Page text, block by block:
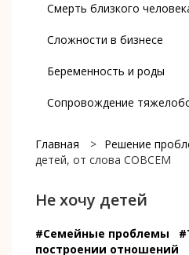
Смерть близкого
Сложности в бизнесе
Беременность и роды
Сопровождение
Главная > Решение
детей, от слова СОВСЕМ
Не хочу детей
#Семейные проблемы
построении отношений